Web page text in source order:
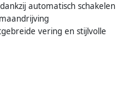
automatisch schakelen
vering en stijlvolle